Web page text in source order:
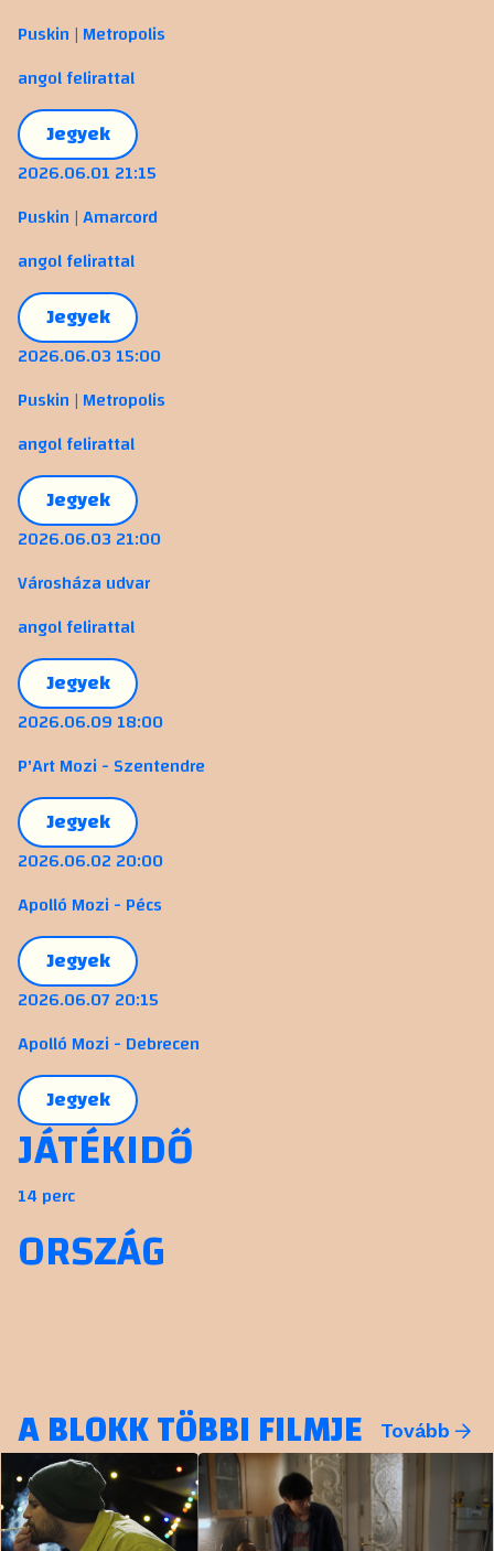
Puskin | Metropolis
angol felirattal
Jegyek
2026.06.01 21:15
Puskin | Amarcord
angol felirattal
Jegyek
2026.06.03 15:00
Puskin | Metropolis
angol felirattal
Jegyek
2026.06.03 21:00
Városháza udvar
angol felirattal
Jegyek
2026.06.09 18:00
P'Art Mozi - Szentendre
Jegyek
2026.06.02 20:00
Apolló Mozi - Pécs
Jegyek
2026.06.07 20:15
Apolló Mozi - Debrecen
Jegyek
JÁTÉKIDŐ
14 perc
ORSZÁG
A BLOKK TÖBBI FILMJE Tovább